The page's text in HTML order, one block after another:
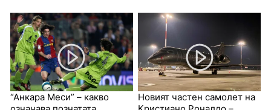
“Анкара Меси” – какво
Новият частен самолет на